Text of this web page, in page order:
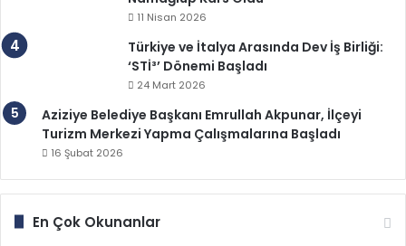
11 Nisan 2026
Türkiye ve İtalya Arasında Dev İş Birliği:
‘STİ³’ Dönemi Başladı
24 Mart 2026
Aziziye Belediye Başkanı Emrullah Akpunar, İlçeyi
Turizm Merkezi Yapma Çalışmalarına Başladı
16 Şubat 2026
En Çok Okunanlar